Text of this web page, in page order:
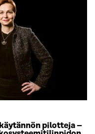
pilotteja –